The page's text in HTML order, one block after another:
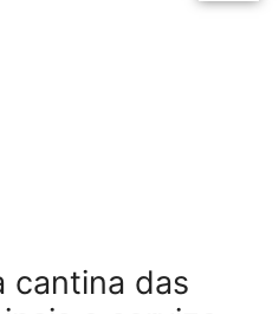
cantina das